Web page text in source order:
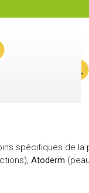
spécifiques de la
Atoderm